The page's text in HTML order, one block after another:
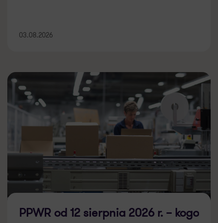
03.08.2026
PPWR od 12 sierpnia 2026 r. – kogo